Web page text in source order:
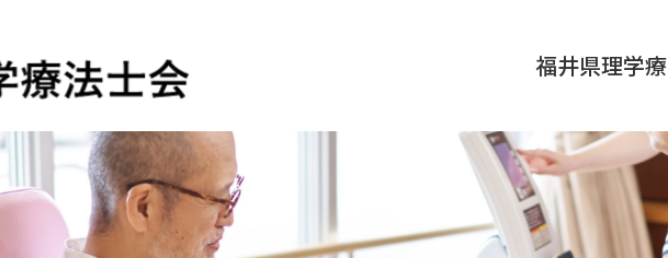
福井県理学